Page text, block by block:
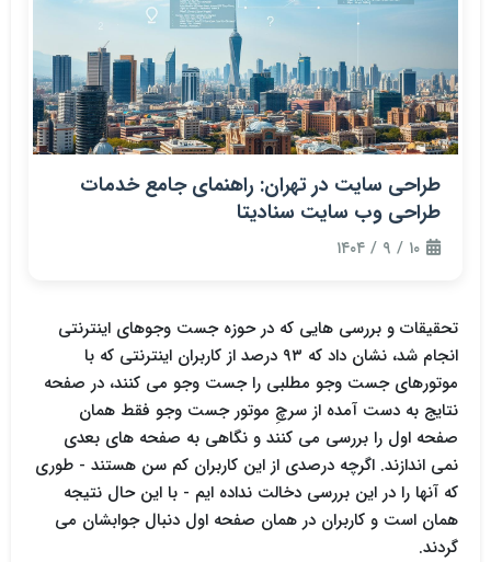
طراحی سایت در تهران: راهنمای جامع خدمات
طراحی وب سایت سنادیتا
۱۰ / ۹ / ۱۴۰۴
تحقیقات و بررسی هایی که در حوزه جست وجوهای اینترنتی
انجام شد، نشان داد که ۹۳ درصد از کاربران اینترنتی که با
موتورهای جست وجو مطلبی را جست وجو می کنند، در صفحه
نتایج به دست آمده از سرچِ موتور جست وجو فقط همان
صفحه اول را بررسی می کنند و نگاهی به صفحه های بعدی
نمی اندازند. اگرچه درصدی از این کاربران کم سن هستند - طوری
که آنها را در این بررسی دخالت نداده ایم - با این حال نتیجه
همان است و کاربران در همان صفحه اول دنبال جوابشان می
گردند.